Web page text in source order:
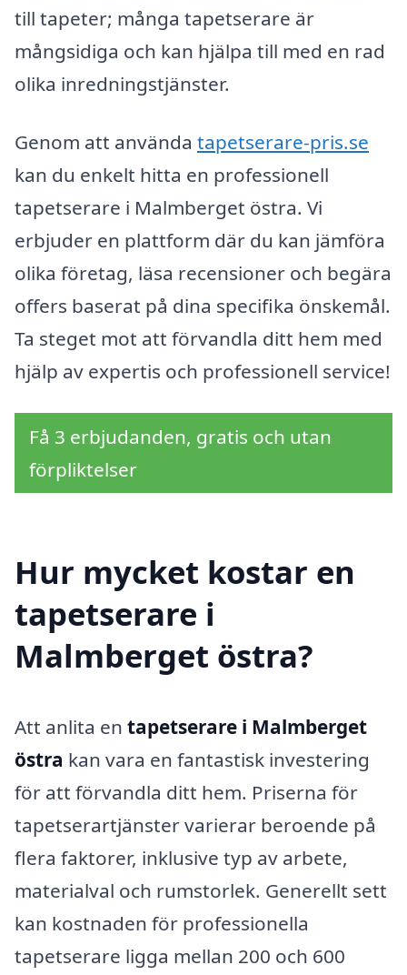
till tapeter; många tapetserare är
mångsidiga och kan hjälpa till med en rad
olika inredningstjänster.
Genom att använda tapetserare-pris.se
kan du enkelt hitta en professionell
tapetserare i Malmberget östra. Vi
erbjuder en plattform där du kan jämföra
olika företag, läsa recensioner och begära
offers baserat på dina specifika önskemål.
Ta steget mot att förvandla ditt hem med
hjälp av expertis och professionell service!
Få 3 erbjudanden, gratis och utan
förpliktelser
Hur mycket kostar en
tapetserare i
Malmberget östra?
Att anlita en tapetserare i Malmberget
östra kan vara en fantastisk investering
för att förvandla ditt hem. Priserna för
tapetserartjänster varierar beroende på
flera faktorer, inklusive typ av arbete,
materialval och rumstorlek. Generellt sett
kan kostnaden för professionella
tapetserare ligga mellan 200 och 600